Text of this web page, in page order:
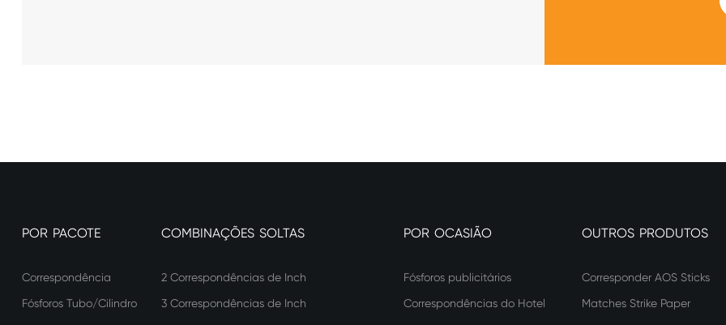
POR PACOTE
Correspondência
Fósforos Tubo/Cilindro
COMBINAÇÕES SOLTAS
2 Correspondências de Inch
3 Correspondências de Inch
POR OCASIÃO
Fósforos publicitários
Correspondências do Hotel
OUTROS PRODUTOS
Corresponder AOS Sticks
Matches Strike Paper